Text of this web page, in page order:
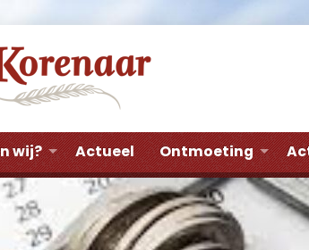
wij? Actueel Ontmoeting